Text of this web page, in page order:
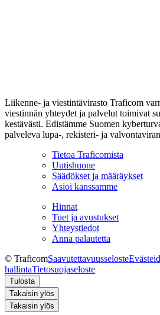
Liikenne- ja viestintävirasto Traficom
viestinnän yhteydet ja palvelut toimivat
kestävästi. Edistämme Suomen
palveleva lupa-, rekisteri- ja
Tietoa Traficomista
Uutishuone
Säädökset ja määräykset
Asioi kanssamme
Hinnat
Tuet ja avustukset
Yhteystiedot
Anna palautetta
© TraficomSaavutettavuusseloste
hallintaTietosuojaseloste
Tulosta
Takaisin ylös
Takaisin ylös